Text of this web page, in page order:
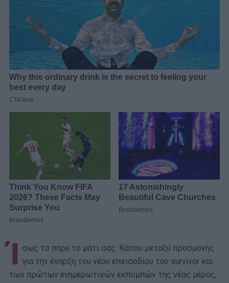
Ί σως το πήρε το μάτι σας. Κάπου μεταξύ προσμονής
για την έναρξη του νέου επεισοδίου του survivor και
των πρώτων ενημερωτικών εκπομπών της νέας μέρας,